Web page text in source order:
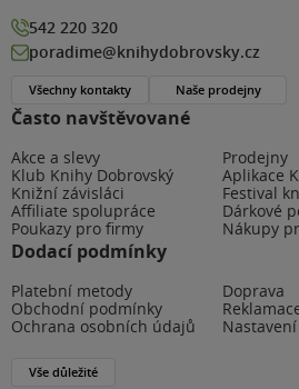
Často navštěvované
Akce a slevy
Prodejny
Klub Knihy Dobrovský
Aplikace
Knižní závisláci
Festival
Affiliate spolupráce
Dárkové
Poukazy pro firmy
Nákupy
Dodací podmínky
Platební metody
Doprava
Obchodní podmínky
Ochrana osobních údajů
Vše důležité
542 220 320
poradime@knihydobrovsky.cz
Všechny kontakty Naše prodejny